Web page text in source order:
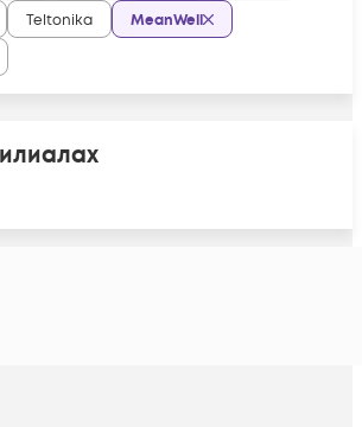
Teltonika
MeanWell